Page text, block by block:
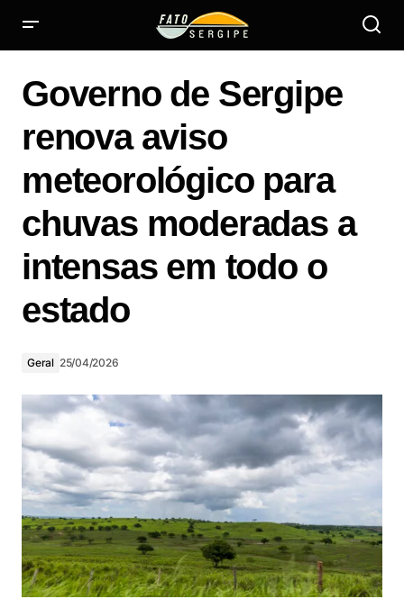
Governo de Sergipe
renova aviso
meteorológico para
chuvas moderadas a
intensas em todo o
estado
Geral 25/04/2026